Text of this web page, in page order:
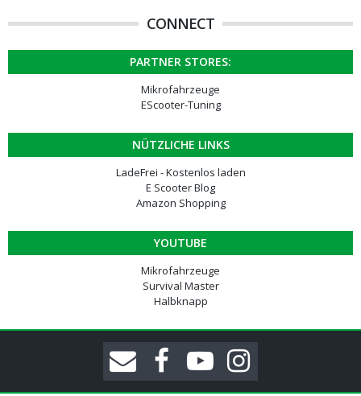
CONNECT
PARTNER STORES:
Mikrofahrzeuge
EScooter-Tuning
NÜTZLICHE LINKS
LadeFrei - Kostenlos laden
E Scooter Blog
Amazon Shopping
YOUTUBE
Mikrofahrzeuge
Survival Master
Halbknapp